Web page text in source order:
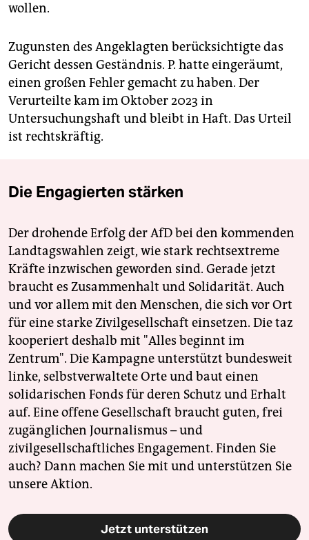
wollen.
Zugunsten des Angeklagten berücksichtigte das
Gericht dessen Geständnis. P. hatte eingeräumt,
einen großen Fehler gemacht zu haben. Der
Verurteilte kam im Oktober 2023 in
Untersuchungshaft und bleibt in Haft. Das Urteil
ist rechtskräftig.
Die Engagierten stärken
Der drohende Erfolg der AfD bei den kommenden
Landtagswahlen zeigt, wie stark rechtsextreme
Kräfte inzwischen geworden sind. Gerade jetzt
braucht es Zusammenhalt und Solidarität. Auch
und vor allem mit den Menschen, die sich vor Ort
für eine starke Zivilgesellschaft einsetzen. Die taz
kooperiert deshalb mit "Alles beginnt im
Zentrum". Die Kampagne unterstützt bundesweit
linke, selbstverwaltete Orte und baut einen
solidarischen Fonds für deren Schutz und Erhalt
auf. Eine offene Gesellschaft braucht guten, frei
zugänglichen Journalismus – und
zivilgesellschaftliches Engagement. Finden Sie
auch? Dann machen Sie mit und unterstützen Sie
unsere Aktion.
Jetzt unterstützen